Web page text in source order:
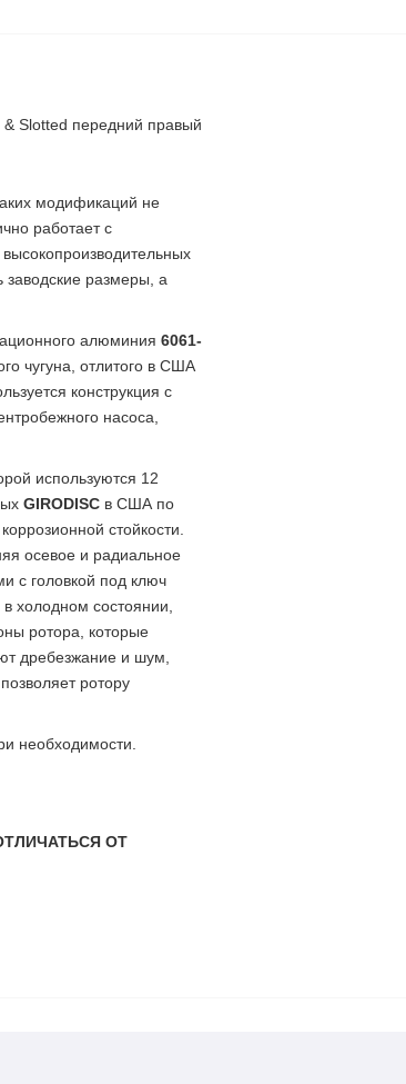
& Slotted передний правый
модификаций не
работает с
заводские размеры, а
алюминия 6061-
чугуна, отлитого в США
конструкция с
насоса,
используются 12
GIRODISC в США по
стойкости.
осевое и радиальное
с головкой под ключ
холодном состоянии,
ротора, которые
дребезжание и шум,
ротору
необходимости.
ОТ